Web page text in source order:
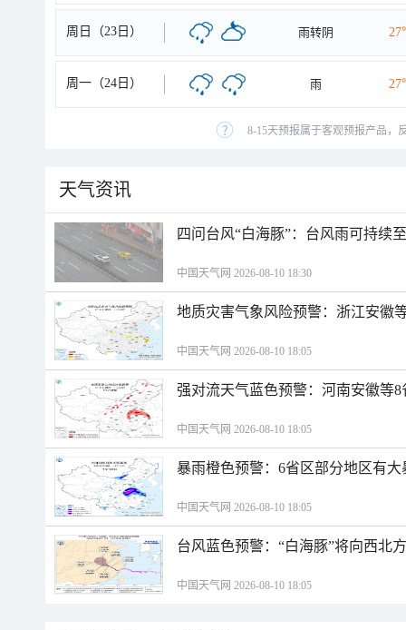
周日（23日） 雨转阴
周一（24日） 雨
8-15天预报属于客观预报产品，
天气资讯
四问台风“白海豚”：台风雨可持续
中国天气网 2026-08-10 18:30
地质灾害气象风险预警：浙江安徽
中国天气网 2026-08-10 18:05
强对流天气蓝色预警：河南安徽等
中国天气网 2026-08-10 18:05
暴雨橙色预警：6省区部分地区有
中国天气网 2026-08-10 18:05
台风蓝色预警：“白海豚”将向西北
中国天气网 2026-08-10 18:05